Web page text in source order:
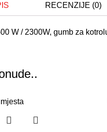
RECENZIJE (0)
W / 2300W, gumb za